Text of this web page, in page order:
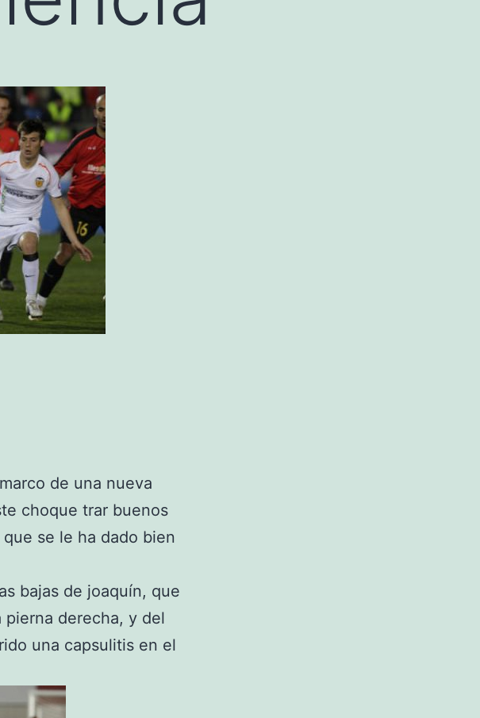
de una nueva
choque trar buenos
se le ha dado bien
bajas de joaquín, que
derecha, y del
una capsulitis en el